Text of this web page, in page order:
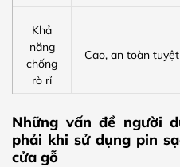
Khả
năng
chống
rò rỉ
Cao, an toàn
Những vấn đề người
phải khi sử dụng pin
cửa gỗ